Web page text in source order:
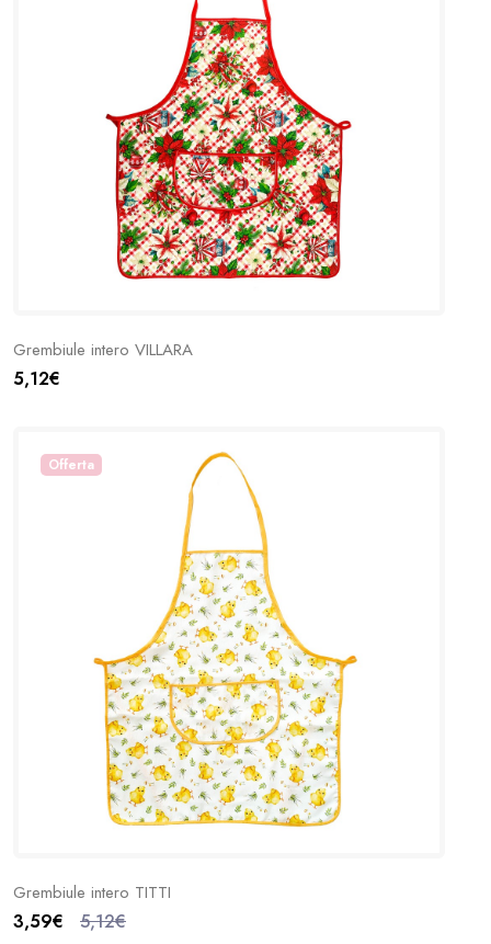
Grembiule intero VILLARA
5,12€
Offerta
Grembiule intero TITTI
3,59€ 5,12€